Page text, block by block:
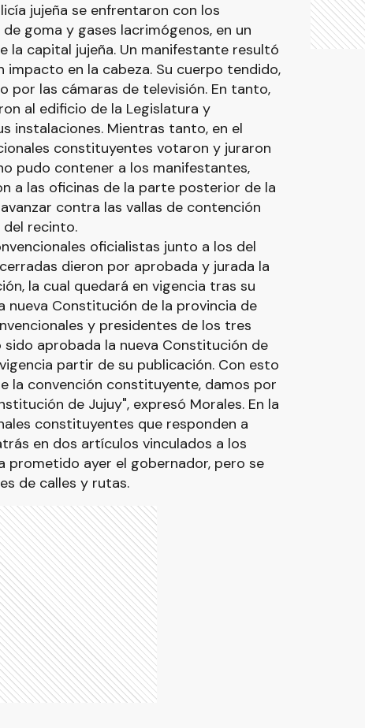
jujeña se enfrentaron con los
goma y gases lacrimógenos, en un
la capital jujeña. Un manifestante resultó
en la cabeza. Su cuerpo tendido,
por las cámaras de televisión. En tanto,
al edificio de la Legislatura y
instalaciones. Mientras tanto, en el
constituyentes votaron y juraron
pudo contener a los manifestantes,
a las oficinas de la parte posterior de la
contra las vallas de contención
del recinto.
oficialistas junto a los del
dieron por aprobada y jurada la
la cual quedará en vigencia tras su
nueva Constitución de la provincia de
y presidentes de los tres
aprobada la nueva Constitución de
partir de su publicación. Con esto
la convención constituyente, damos por
de Jujuy", expresó Morales. En la
constituyentes que responden a
en dos artículos vinculados a los
prometido ayer el gobernador, pero se
de calles y rutas.